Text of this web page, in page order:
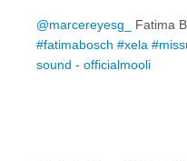
@marcereyesg_ Fatima
#fatimabosch #xela
sound - officialmooli